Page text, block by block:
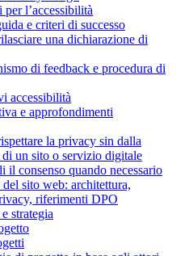
l’accessibilità
e criteri di successo
una dichiarazione di
di feedback e procedura di
accessibilità
e approfondimenti
la privacy sin dalla
di un sito o servizio digitale
il consenso quando necessario
sito web: architettura,
riferimenti DPO
strategia